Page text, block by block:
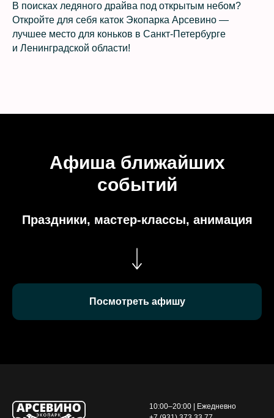
В поисках ледяного драйва под открытым небом?
Откройте для себя каток Экопарка Арсевино —
лучшее место для коньков в Санкт‑Петербурге
и Ленинградской области!
Афиша ближайших
событий
Праздники, мастер-классы, анимация
Посмотреть афишу
10:00–20:00 | Ежедневно